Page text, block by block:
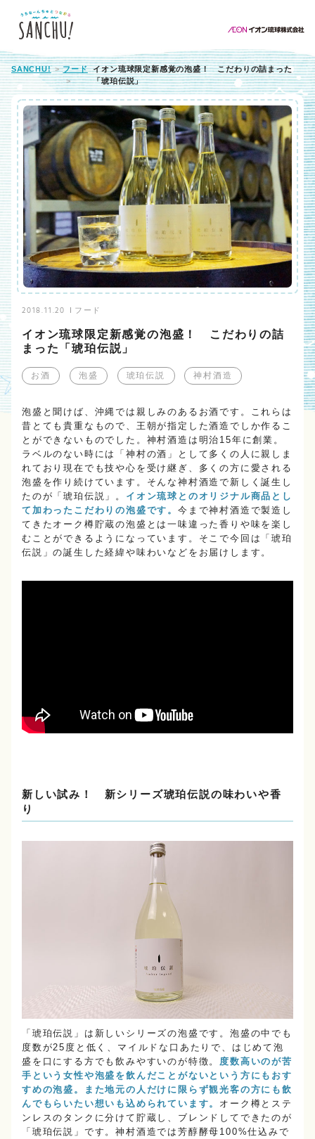
SANCHU! フード
イオン琉球限定新感覚の泡盛！ こだわりの詰まった
「琥珀伝説」
2018.11.20 フード
イオン琉球限定新感覚の泡盛！ こだわりの詰
まった「琥珀伝説」
お酒 泡盛 琥珀伝説 神村酒造
泡盛と聞けば、沖縄では親しみのあるお酒です。これらは
昔とても貴重なもので、王朝が指定した酒造でしか作るこ
とができないものでした。神村酒造は明治15年に創業。
ラベルのない時には「神村の酒」として多くの人に親しま
れており現在でも技や心を受け継ぎ、多くの方に愛される
泡盛を作り続けています。そんな神村酒造で新しく誕生し
たのが「琥珀伝説」。 イオン琉球とのオリジナル商品とし
て加わったこだわりの泡盛です。 今まで神村酒造で製造し
てきたオーク樽貯蔵の泡盛とは一味違った香りや味を楽し
むことができるようになっています。そこで今回は「琥珀
伝説」の誕生した経緯や味わいなどをお届けします。
新しい試み！ 新シリーズ琥珀伝説の味わいや香
り
「琥珀伝説」は新しいシリーズの泡盛です。泡盛の中でも
度数が25度と低く、マイルドな口あたりで、はじめて泡
盛を口にする方でも飲みやすいのが特徴。 度数高いのが苦
手という女性や泡盛を飲んだことがないという方にもおす
すめの泡盛。また地元の人だけに限らず観光客の方にも飲
んでもらいたい想いも込められています。 オーク樽とステ
ンレスのタンクに分けて貯蔵し、ブレンドしてできたのが
「琥珀伝説」です。神村酒造では芳醇酵母100%仕込みで